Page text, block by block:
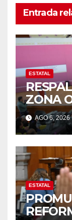
Entrada
ESTATAL
ZONA
AGO 6, 2026
ESTATAL
REFORMAS *